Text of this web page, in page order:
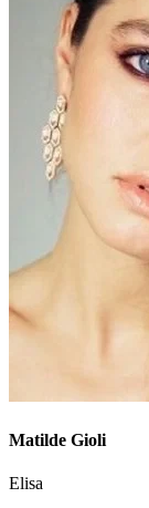
Matilde Gioli
Elisa